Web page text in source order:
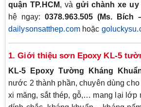
quận TP.HCM, và gửi chành xe uy
hệ ngay:0378.963.505 (Ms. Bích
dailysonsatthep.comhoặc
1. Giới thiệu sơn Epoxy KL-5
KL-5 Epoxy Tường Kháng
nước 2 thành phần, chuyên dùng cho
xi măng, sắt thép, gỗ,… mang lại lớp